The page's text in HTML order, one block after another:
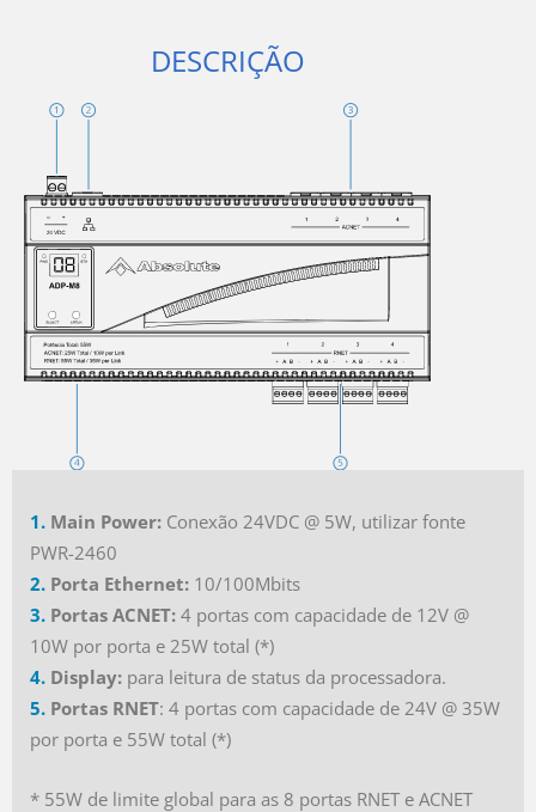
DESCRIÇÃO
1. Main Power: Conexão 24VDC @ 5W, utilizar fonte
PWR-2460
2. Porta Ethernet: 10/100Mbits
3. Portas ACNET: 4 portas com capacidade de 12V @
10W por porta e 25W total (*)
4. Display: para leitura de status da processadora.
5. Portas RNET: 4 portas com capacidade de 24V @ 35W
por porta e 55W total (*)
* 55W de limite global para as 8 portas RNET e ACNET